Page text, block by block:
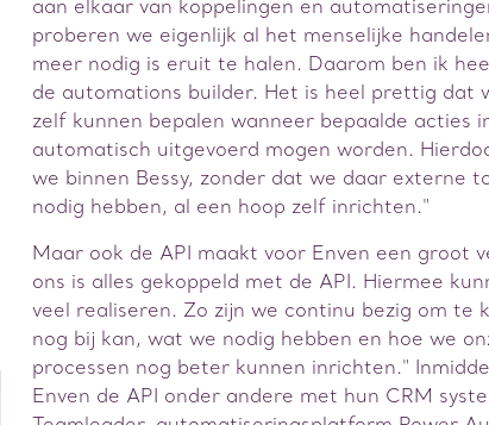
aan elkaar van koppelingen en
proberen we eigenlijk al het menselijke
meer nodig is eruit te halen. Daarom ben ik
de automations builder. Het is heel prettig dat
zelf kunnen bepalen wanneer bepaalde acties
automatisch uitgevoerd mogen worden.
we binnen Bessy, zonder dat we daar externe
nodig hebben, al een hoop zelf inrichten."
Maar ook de API maakt voor Enven een groot
ons is alles gekoppeld met de API. Hiermee
veel realiseren. Zo zijn we continu bezig om te
nog bij kan, wat we nodig hebben en hoe we
processen nog beter kunnen inrichten."
Enven de API onder andere met hun CRM